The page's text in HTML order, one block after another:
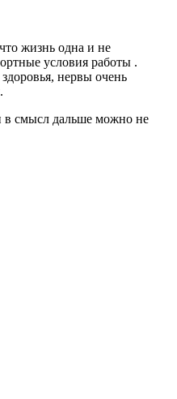
жизнь одна и не
условия работы .
нервы очень
в смысл дальше можно не